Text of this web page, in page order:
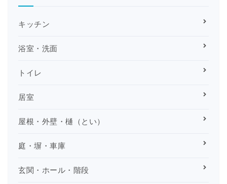
キッチン
浴室・洗面
トイレ
居室
屋根・外壁・樋（とい）
庭・塀・車庫
玄関・ホール・階段